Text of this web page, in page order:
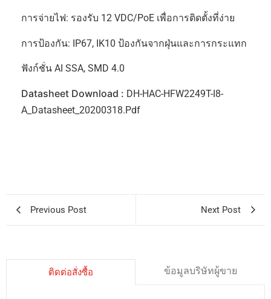
การจ่ายไฟ: รองรับ 12 VDC/PoE เพื่อการติดตั้งที่ง่าย
การป้องกัน: IP67, IK10 ป้องกันจากฝุ่นและการกระแทก
ฟังก์ชั่น AI SSA, SMD 4.0
Datasheet Download : DH-HAC-HFW2249T-I8-
A_Datasheet_20200318.pdf
Previous Post Next Post
ติดต่อสั่งซื้อ ข้อมูลบริษัทผู้ขาย